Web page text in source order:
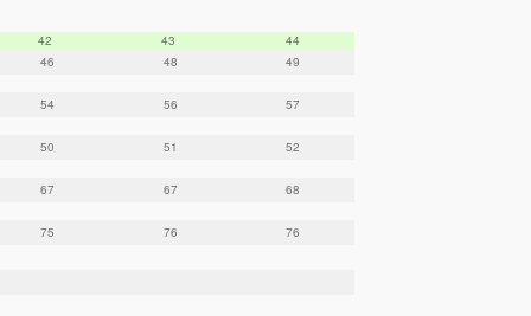
42 43 44
46 48 49
54 56 57
50 51 52
67 67 68
75 76 76